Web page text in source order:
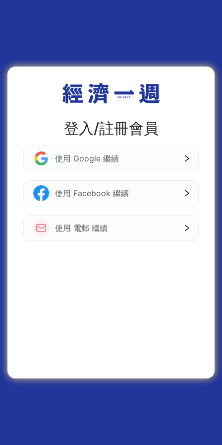
登入/註冊會員
使用 Google 繼續
使用 Facebook 繼續
使用 電郵 繼續